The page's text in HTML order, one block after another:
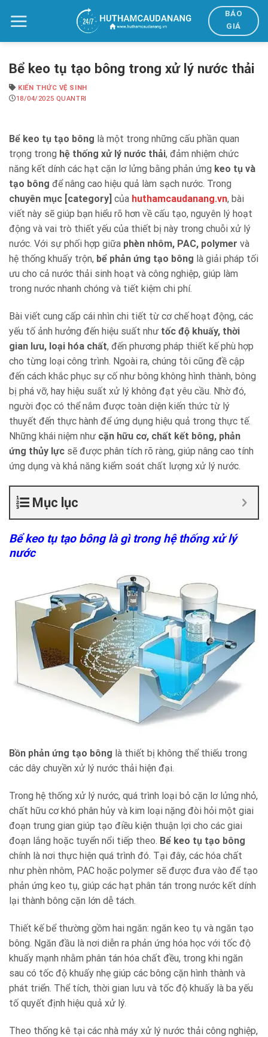
qua
BÁO
GIÁ
Bể keo tụ tạo bông trong xử lý nước thải
KIẾN THỨC VỆ SINH
18/04/2025 QUANTRI
Bể keo tụ tạo bông là một trong những cấu phần quan
trọng trong hệ thống xử lý nước thải, đảm nhiệm chức
năng kết dính các hạt cặn lơ lửng bằng phản ứng keo tụ và
tạo bông để nâng cao hiệu quả làm sạch nước. Trong
chuyên mục [category] của huthamcaudanang.vn, bài
viết này sẽ giúp bạn hiểu rõ hơn về cấu tạo, nguyên lý hoạt
động và vai trò thiết yếu của thiết bị này trong chuỗi xử lý
nước. Với sự phối hợp giữa phèn nhôm, PAC, polymer và
hệ thống khuấy trộn, bể phản ứng tạo bông là giải pháp tối
ưu cho cả nước thải sinh hoạt và công nghiệp, giúp làm
trong nước nhanh chóng và tiết kiệm chi phí.
Bài viết cung cấp cái nhìn chi tiết từ cơ chế hoạt động, các
yếu tố ảnh hưởng đến hiệu suất như tốc độ khuấy, thời
gian lưu, loại hóa chất, đến phương pháp thiết kế phù hợp
cho từng loại công trình. Ngoài ra, chúng tôi cũng đề cập
đến cách khắc phục sự cố như bông không hình thành, bông
bị phá vỡ, hay hiệu suất xử lý không đạt yêu cầu. Nhờ đó,
người đọc có thể nắm được toàn diện kiến thức từ lý
thuyết đến thực hành để ứng dụng hiệu quả trong thực tế.
Những khái niệm như cặn hữu cơ, chất kết bông, phản
ứng thủy lực sẽ được phân tích rõ ràng, giúp nâng cao tính
ứng dụng và khả năng kiểm soát chất lượng xử lý nước.
Mục lục
Bể keo tụ tạo bông là gì trong hệ thống xử lý
nước
Bồn phản ứng tạo bông là thiết bị không thể thiếu trong
các dây chuyền xử lý nước thải hiện đại.
Trong hệ thống xử lý nước, quá trình loại bỏ cặn lơ lửng nhỏ,
chất hữu cơ khó phân hủy và kim loại nặng đòi hỏi một giai
đoạn trung gian giúp tạo điều kiện thuận lợi cho các giai
đoạn lắng hoặc tuyển nổi tiếp theo. Bể keo tụ tạo bông
chính là nơi thực hiện quá trình đó. Tại đây, các hóa chất
như phèn nhôm, PAC hoặc polymer sẽ được đưa vào để tạo
phản ứng keo tụ, giúp các hạt phân tán trong nước kết dính
lại thành bông cặn lớn dễ tách.
Thiết kế bể thường gồm hai ngăn: ngăn keo tụ và ngăn tạo
bông. Ngăn đầu là nơi diễn ra phản ứng hóa học với tốc độ
khuấy mạnh nhằm phân tán hóa chất đều, trong khi ngăn
sau có tốc độ khuấy nhẹ giúp các bông cặn hình thành và
phát triển. Thể tích, thời gian lưu và tốc độ khuấy là ba yếu
tố quyết định hiệu quả xử lý.
Theo thống kê tại các nhà máy xử lý nước thải công nghiệp,